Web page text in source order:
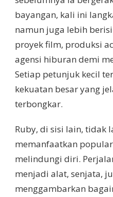
bayangan, kali ini
namun juga lebih
proyek film, produksi
agensi hiburan demi
Setiap petunjuk kecil
kekuatan besar yang
terbongkar.
Ruby, di sisi lain, tidak
memanfaatkan
melindungi diri.
menjadi alat, senjata,
menggambarkan